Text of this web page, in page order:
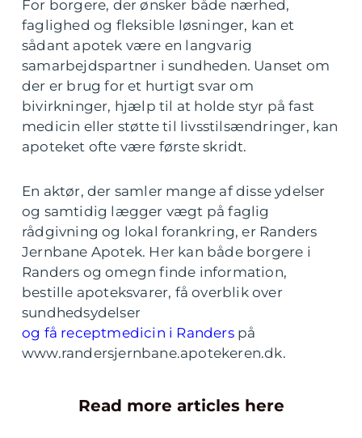
For borgere, der ønsker både nærhed,
faglighed og fleksible løsninger, kan et
sådant apotek være en langvarig
samarbejdspartner i sundheden. Uanset om
der er brug for et hurtigt svar om
bivirkninger, hjælp til at holde styr på fast
medicin eller støtte til livsstilsændringer, kan
apoteket ofte være første skridt.
En aktør, der samler mange af disse ydelser
og samtidig lægger vægt på faglig
rådgivning og lokal forankring, er Randers
Jernbane Apotek. Her kan både borgere i
Randers og omegn finde information,
bestille apoteksvarer, få overblik over
sundhedsydelser
og få receptmedicin i Randerspå
www.randersjernbane.apotekeren.dk.
Read more articles here